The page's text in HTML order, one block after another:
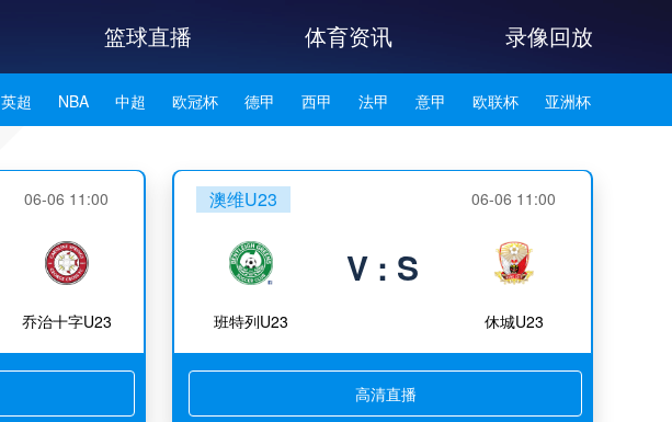
篮球直播 体育资讯 录像回放
英超 NBA 中超 欧冠杯 德甲 西甲 法甲 意甲 欧联杯 亚洲杯
06-06 11:00
乔治十字U23
澳维U23 06-06 11:00
班特列U23
V : S
休城U23
高清直播